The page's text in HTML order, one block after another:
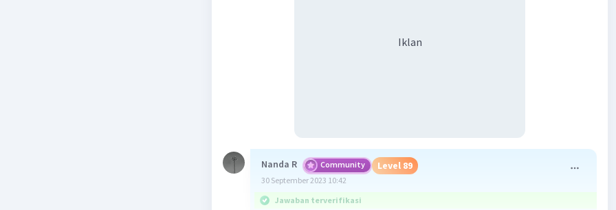
Iklan
Nanda R Community Level 89
30 September 2023 10:42
Jawaban terverifikasi